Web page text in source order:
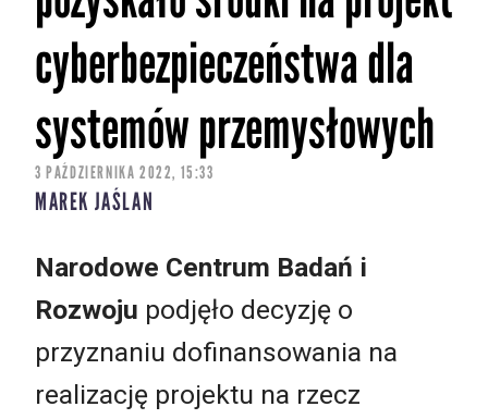
cyberbezpieczeństwa dla
systemów przemysłowych
3 PAŹDZIERNIKA 2022, 15:33
MAREK JAŚLAN
Narodowe Centrum Badań i
Rozwoju podjęło decyzję o
przyznaniu dofinansowania na
realizację projektu na rzecz